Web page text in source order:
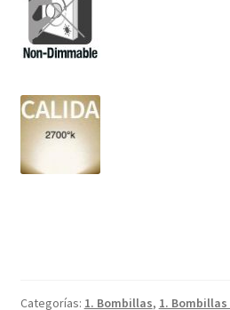
Categorías: 1. Bombillas, 1. Bombillas